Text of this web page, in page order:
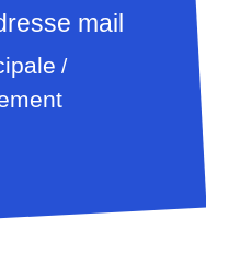
mail
/